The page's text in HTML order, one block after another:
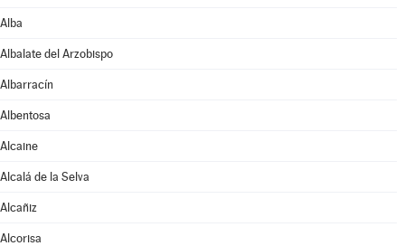
Alba
Albalate del Arzobispo
Albarracín
Albentosa
Alcaine
Alcalá de la Selva
Alcañiz
Alcorisa